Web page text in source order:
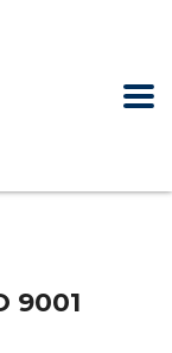
9001